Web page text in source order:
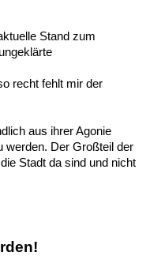
Stand zum
recht fehlt mir der
aus ihrer Agonie
werden. Der Großteil der
Stadt da sind und nicht